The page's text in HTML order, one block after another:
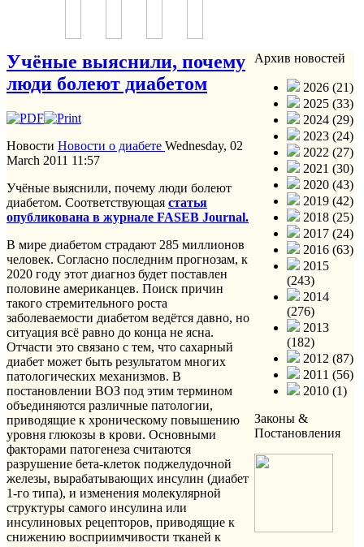
Учёные выяснили, почему
люди болеют диабетом
Новости Новости о диабете Wednesday, 02
March 2011 11:57
Учёные выяснили, почему люди болеют
диабетом. Соответствующая статья
опубликована в журнале FASEB Journal.
В мире диабетом страдают 285 миллионов
человек. Согласно последним прогнозам, к
2020 году этот диагноз будет поставлен
половине американцев. Поиск причин
такого стремительного роста
заболеваемости диабетом ведётся давно, но
ситуация всё равно до конца не ясна.
Отчасти это связано с тем, что сахарный
диабет может быть результатом многих
патологических механизмов. В
постановлении ВОЗ под этим термином
объединяются различные патологии,
приводящие к хроническому повышению
уровня глюкозы в крови. Основными
факторами патогенеза считаются
разрушение бета-клеток поджелудочной
железы, вырабатывающих инсулин (диабет
1-го типа), и изменения молекулярной
структуры самого инсулина или
инсулиновых рецепторов, приводящие к
снижению восприимчивости тканей к
Архив новостей
2026 (21)
2025 (33)
2024 (29)
2023 (24)
2022 (27)
2021 (30)
2020 (43)
2019 (42)
2018 (25)
2017 (24)
2016 (63)
2015
(243)
2014
(276)
2013
(182)
2012 (87)
2011 (56)
2010 (1)
Законы &
Постановления